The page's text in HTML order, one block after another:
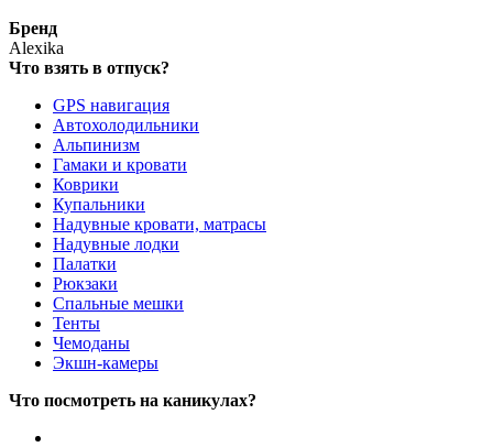
Бренд
Alexika
Что взять в отпуск?
GPS навигация
Автохолодильники
Альпинизм
Гамаки и кровати
Коврики
Купальники
Надувные кровати, матрасы
Надувные лодки
Палатки
Рюкзаки
Спальные мешки
Тенты
Чемоданы
Экшн-камеры
Что посмотреть на каникулах?